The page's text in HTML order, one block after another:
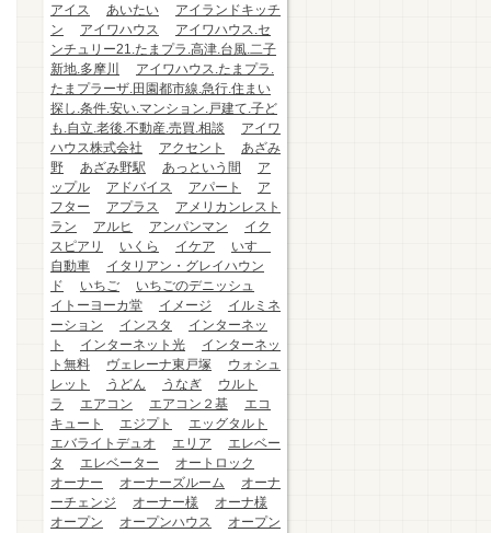
アイス
あいたい
アイランドキッチ
ン
アイワハウス
アイワハウス.セ
ンチュリー21.たまプラ.高津.台風.二子
新地.多摩川
アイワハウス.たまプラ.
たまプラーザ.田園都市線.急行.住まい
探し.条件.安い.マンション.戸建て.子ど
も.自立.老後.不動産.売買.相談
アイワ
ハウス株式会社
アクセント
あざみ
野
あざみ野駅 あっという間
ア
ップル
アドバイス アパート
ア
フター
アプラス
アメリカンレスト
ラン
アルヒ アンパンマン
イク
スピアリ
いくら イケア
いすゞ
自動車
イタリアン・グレイハウン
ド
いちご
いちごのデニッシュ
イトーヨーカ堂
イメージ
イルミネ
ーション
インスタ
インターネッ
ト
インターネット光
インターネッ
ト無料
ヴェレーナ東戸塚
ウォシュ
レット
うどん うなぎ
ウルト
ラ
エアコン エアコン２基
エコ
キュート
エジプト
エッグタルト
エバライトデュオ
エリア
エレベー
タ
エレベーター
オートロック
オーナー
オーナーズルーム
オーナ
ーチェンジ
オーナー様
オーナ様
オープン
オープンハウス
オープン